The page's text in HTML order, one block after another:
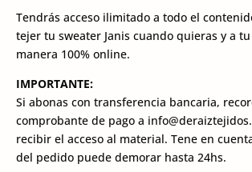
Tendrás acceso ilimitado a todo el
tejer tu sweater Janis cuando quieras y a
manera 100% online.
IMPORTANTE:
Si abonas con transferencia bancaria,
comprobante de pago a
recibir el acceso al material. Tene en
del pedido puede demorar hasta 24hs.